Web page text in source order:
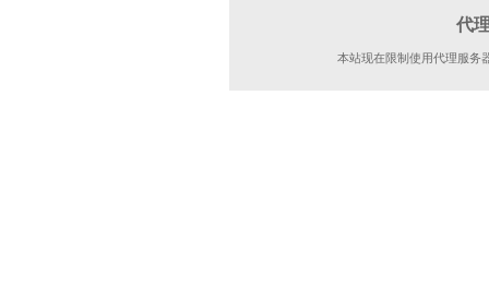
代
本站现在限制使用代理服务